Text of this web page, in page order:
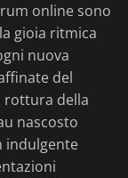
online sono
gioia ritmica
nuova
del
rottura della
nascosto
indulgente